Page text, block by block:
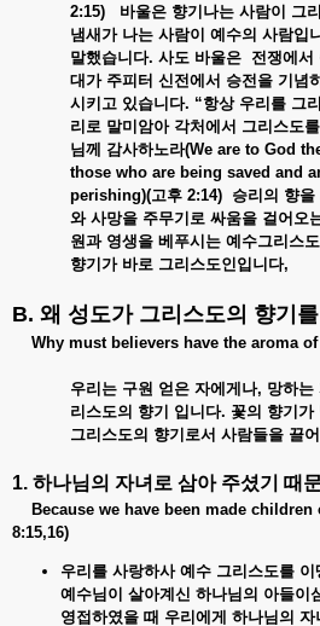
2:15) 바울은 향기나는 사람이 그
냄새가 나는 사람이 예수의 사람입
말했습니다. 사도 바울은 전쟁에서
대가 주피터 신전에서 승전을 기념
시키고 있습니다. “항상 우리를 그
리로 말미암아 각처에서 그리스도를
님께 감사하노라(We are to God
those who are being saved and
perishing)(고후 2:14) 승리의 향을
와 사망을 주무기로 싸움을 걸어오
원과 영생을 베푸시는 예수그리스도
향기가 바로 그리스도인입니다,
B. 왜 성도가 그리스도의 향기
Why must believers have the aroma
우리는 구원 얻은 자에게나, 망하는
리스도의 향기 입니다. 꽃의 향기가
그리스도의 향기로서 사람들을 끌
1. 하나님의 자녀로 삼아 주셨기 때
Because we have been made children
8:15,16)
우리를 사랑하사 예수 그리스도를 이
예수님이 살아계신 하나님의 아들이
영접하였을 때 우리에게 하나님의 자